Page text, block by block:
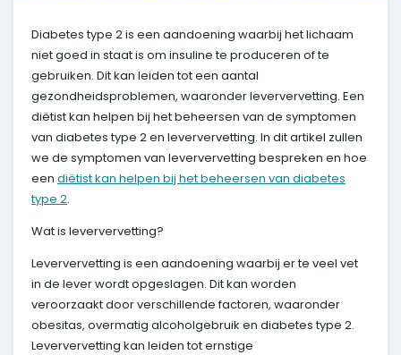
Diabetes type 2 is een aandoening waarbij het lichaam
niet goed in staat is om insuline te produceren of te
gebruiken. Dit kan leiden tot een aantal
gezondheidsproblemen, waaronder leververvetting. Een
diëtist kan helpen bij het beheersen van de symptomen
van diabetes type 2 en leververvetting. In dit artikel zullen
we de symptomen van leververvetting bespreken en hoe
een diëtist kan helpen bij het beheersen van diabetes
type 2.
Wat is leververvetting?
Leververvetting is een aandoening waarbij er te veel vet
in de lever wordt opgeslagen. Dit kan worden
veroorzaakt door verschillende factoren, waaronder
obesitas, overmatig alcoholgebruik en diabetes type 2.
Leververvetting kan leiden tot ernstige